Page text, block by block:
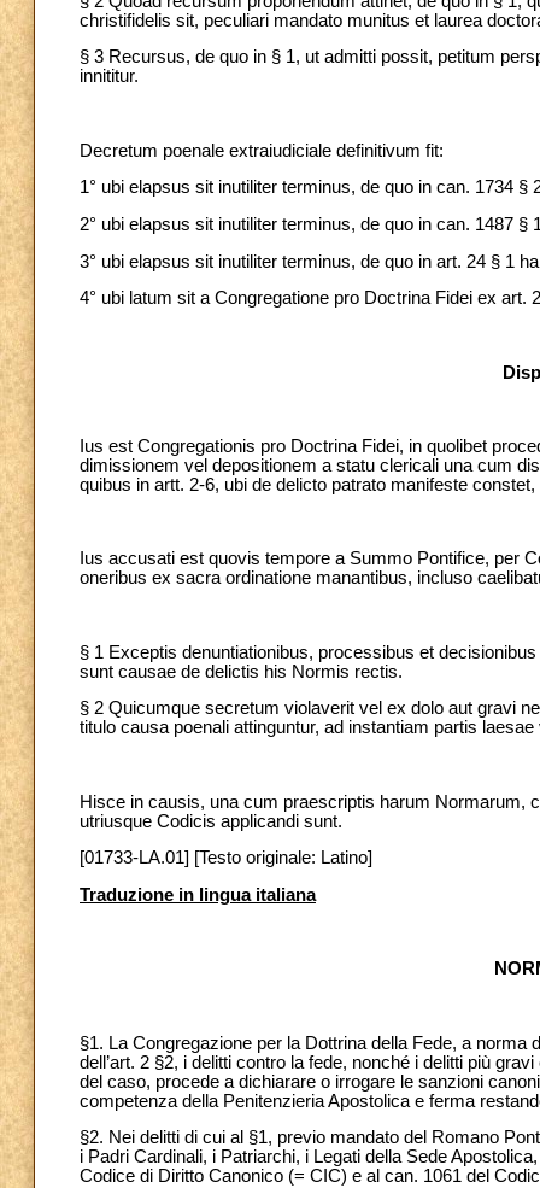
christifidelis sit, peculiari mandato munitus et laurea
§ 3 Recursus, de quo in § 1, ut admitti possit, petitum
innititur.
Decretum poenale extraiudiciale definitivum fit:
1° ubi elapsus sit inutiliter terminus, de quo in can. 1734 §
2° ubi elapsus sit inutiliter terminus, de quo in can. 1487 §
3° ubi elapsus sit inutiliter terminus, de quo in art. 24 § 1
4° ubi latum sit a Congregatione pro Doctrina Fidei ex art.
Ius est Congregationis pro Doctrina Fidei, in quolibet
dimissionem vel depositionem a statu clericali una cum
quibus in artt. 2-6, ubi de delicto patrato manifeste
Ius accusati est quovis tempore a Summo Pontifice, per
oneribus ex sacra ordinatione manantibus, incluso
§ 1 Exceptis denuntiationibus, processibus et
sunt causae de delictis his Normis rectis.
§ 2 Quicumque secretum violaverit vel ex dolo aut gravi
titulo causa poenali attinguntur, ad instantiam partis
Hisce in causis, una cum praescriptis harum Normarum,
utriusque Codicis applicandi sunt.
[01733-LA.01] [Testo originale: Latino]
Traduzione in lingua italiana
§1. La Congregazione per la Dottrina della Fede, a norma
dell’art. 2 §2, i delitti contro la fede, nonché i delitti più
del caso, procede a dichiarare o irrogare le sanzioni
competenza della Penitenzieria Apostolica e ferma
§2. Nei delitti di cui al §1, previo mandato del Romano
i Padri Cardinali, i Patriarchi, i Legati della Sede
Codice di Diritto Canonico (= CIC) e al can. 1061 del